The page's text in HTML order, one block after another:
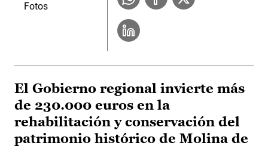
Fotos
El Gobierno regional invierte más
de 230.000 euros en la
rehabilitación y conservación del
patrimonio histórico de Molina de